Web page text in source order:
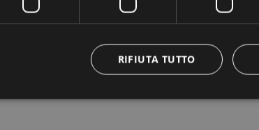
RIFIUTA TUTTO